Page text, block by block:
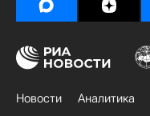
Новости Аналитика